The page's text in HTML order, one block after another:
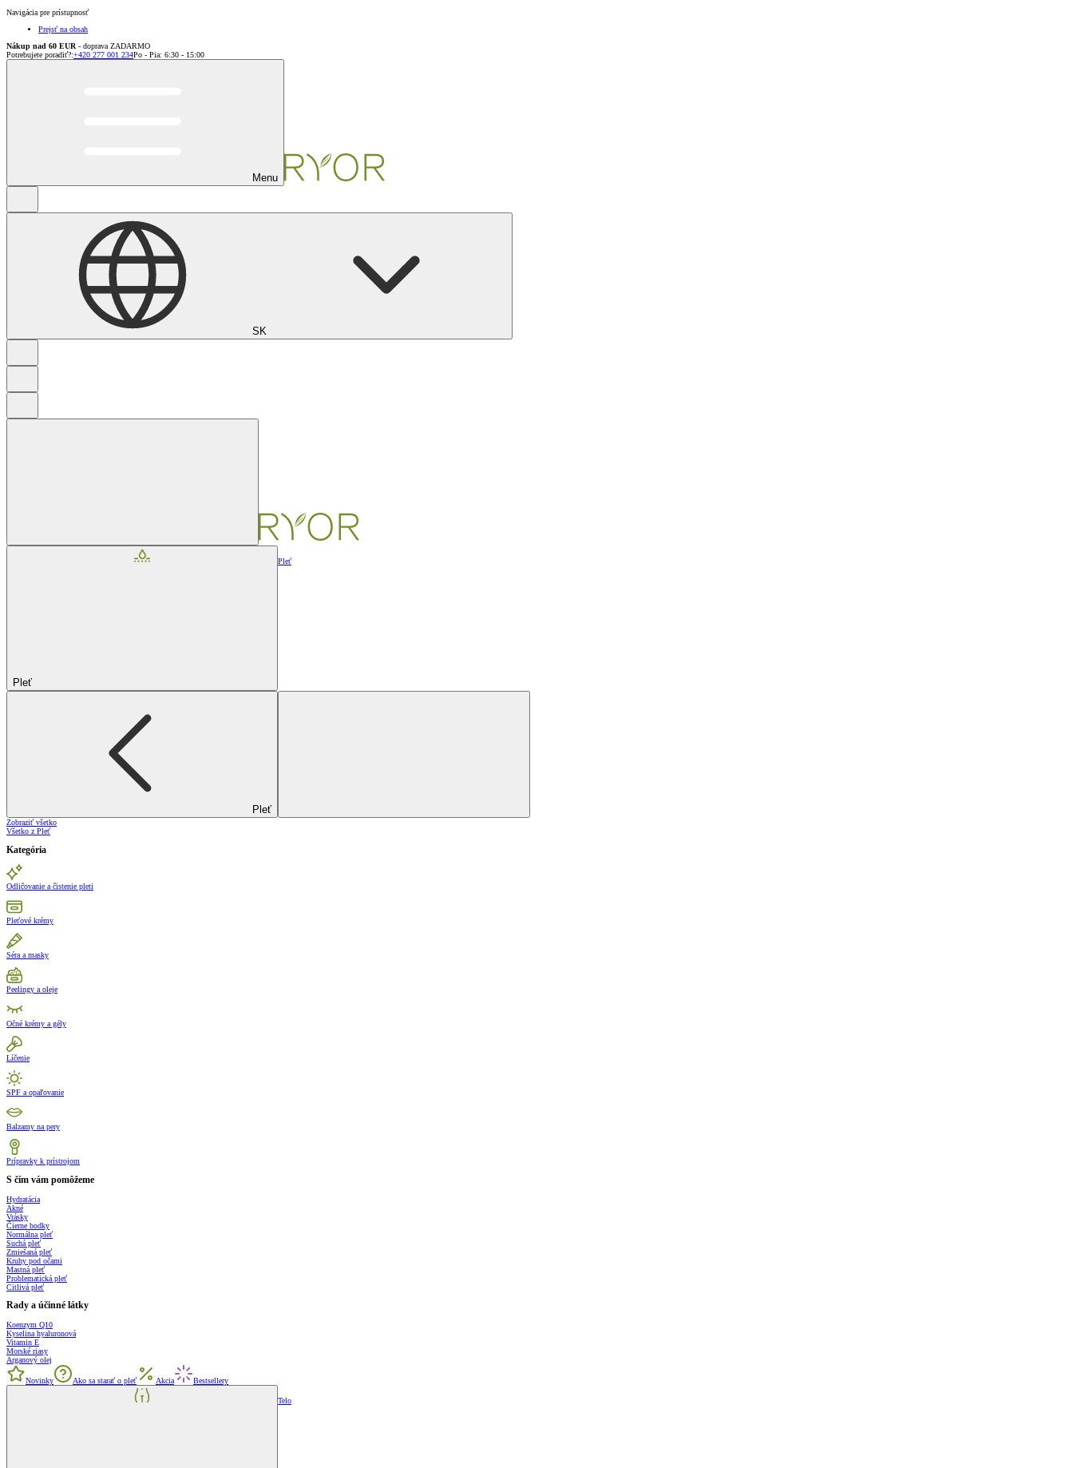
Navigácia pre prístupnosť
Prejsť na obsah
Nákup nad 60 EUR - doprava ZADARMO
Potrebujete poradiť?:+420 277 001 234Po - Pia: 6:30 - 15:00
Menu
SK
Pleť
Pleť
Pleť
Zobraziť všetko
Všetko z Pleť
Kategória
Odličovanie a čistenie pleti
Pleťové krémy
Séra a masky
Peelingy a oleje
Očné krémy a gély
Líčenie
SPF a opaľovanie
Balzamy na pery
Prípravky k prístrojom
S čím vám pomôžeme
Hydratácia
Akné
Vrásky
Čierne bodky
Normálna pleť
Suchá pleť
Zmiešaná pleť
Kruhy pod očami
Mastná pleť
Problematická pleť
Citlivá pleť
Rady a účinné látky
Koenzym Q10
Kyselina hyaluronová
Vitamin E
Morské riasy
Arganový olej
Novinky Ako sa starať o pleť Akcia Bestsellery
Telo